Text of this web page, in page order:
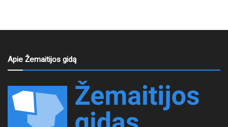
Apie Žemaitijos gidą